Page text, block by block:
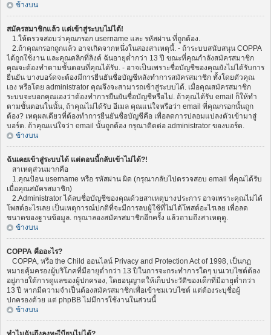
ข้างบน
สมัครสมาชิกแล้ว แต่เข้าสู่ระบบไม่ได้!
1.ให้ตรวจสอบว่าคุณกรอก username และ รหัสผ่าน ที่ถูกต้อง.
2.ถ้าคุณกรอกถูกแล้ว อาจเกิดจากหนึ่งในสองสาเหตุนี้. - ถ้าระบบสนับสนุน COPPA
ได้ถูกใช้งาน และคุณคลิกที่ลิงค์ ฉันอายุต่ำกว่า 13 ปี ขณะที่คุณกำลังสมัครสมาชิก
คุณจะต้องทำตามขั้นตอนที่คุณได้รับ. - อาจเป็นเพราะชื่อบัญชีของคุณยังไม่ได้รับการ
ยืนยัน บางบอร์ดจะต้องมีการยืนยันชื่อบัญชีหลังทำการสมัครสมาชิก ทั้งโดยตัวคุณ
เอง หรือโดย administrator คุณจึงจะสามารถเข้าสู่ระบบได้. เมื่อคุณสมัครสมาชิก
ระบบจะบอกคุณเองว่าต้องทำการยืนยันชื่อบัญชีหรือไม่. ถ้าคุณได้รับ email ก็ให้ทำ
ตามขั้นตอนในนั้น, ถ้าคุณไม่ได้รับ อีเมล คุณแน่ใจหรือว่า email ที่คุณกรอกนั้นถูก
ต้อง? เหตุผลเดียวที่ต้องทำการยืนยันชื่อบัญชีคือ เพื่อลดการปลอมแปลงตัวเข้ามาสู่
บอร์ด. ถ้าคุณแน่ใจว่า email นั้นถูกต้อง กรุณาติดต่อ administrator ของบอร์ด.
ข้างบน
ฉันเคยเข้าสู่ระบบได้ แต่ตอนนี้กลับเข้าไม่ได้?!
สาเหตุส่วนมากคือ
1.คุณป้อน username หรือ รหัสผ่าน ผิด (กรุณากลับไปตรวจสอบ email ที่คุณได้รับ
เมื่อคุณสมัครสมาชิก)
2.Administrator ได้ลบชื่อบัญชีของคุณด้วยสาเหตุบางประการ อาจเพราะคุณไม่ได้
โพสต์อะไรเลย เป็นเหตุการณ์ปกติที่จะมีการลบผู้ใช้ที่ไม่ได้โพสต์อะไรเลย เพื่อลด
ขนาดของฐานข้อมูล. กรุณาลองสมัครสมาชิกอีกครั้ง แล้วถามถึงสาเหตุดู.
ข้างบน
COPPA คืออะไร?
COPPA, หรือ the Child ออนไลน์ Privacy and Protection Act of 1998, เป็นกฏ
หมายคุ้มครองผู้บริโภคที่มีอายุต่ำกว่า 13 ปีในการจะกระทำการใดๆ บนเวบไซต์ต้อง
อยู่ภายใต้การดูแลของผู้ปกครอง, โดยอนุญาตให้เก็บประวัติของเด็กที่มีอายุต่ำกว่า
13 ปี หากมีความจำเป็นต้องสมัครสมาชิกเพื่อเข้าชมเวบไซต์ แต่ต้องระบุชื่อผู้
ปกครองด้วย แต่ phpBB ไม่มีการใช้งานในส่วนนี้
ข้างบน